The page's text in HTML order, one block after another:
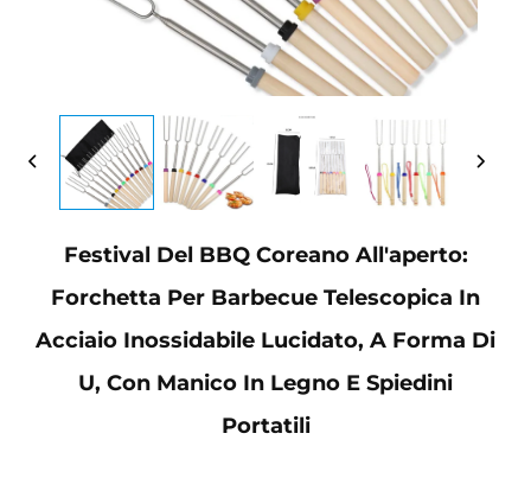
Festival Del BBQ Coreano All'aperto:
Forchetta Per Barbecue Telescopica In
Acciaio Inossidabile Lucidato, A Forma Di
U, Con Manico In Legno E Spiedini
Portatili